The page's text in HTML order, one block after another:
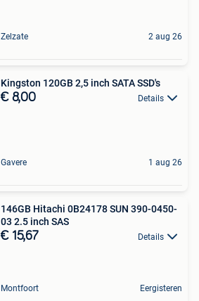
Zelzate 2 aug 26
Kingston 120GB 2,5 inch SATA SSD's
€ 8,00 Details
Gavere 1 aug 26
146GB Hitachi 0B24178 SUN 390-0450-
03 2.5 inch SAS
€ 15,67 Details
Montfoort Eergisteren